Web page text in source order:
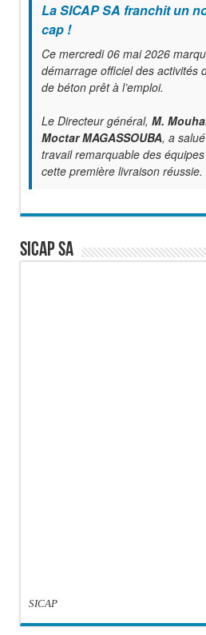
La SICAP SA franchit un
cap !
Ce mercredi 06 mai 2026
démarrage officiel des activités
de béton prêt à l’emploi.
Le Directeur général, M.
Moctar MAGASSOUBA, a
travail remarquable des
cette première livraison réussie.
SICAP SA
SICAP